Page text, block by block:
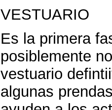
VESTUARIO
Es la primera
posiblemente
vestuario
algunas